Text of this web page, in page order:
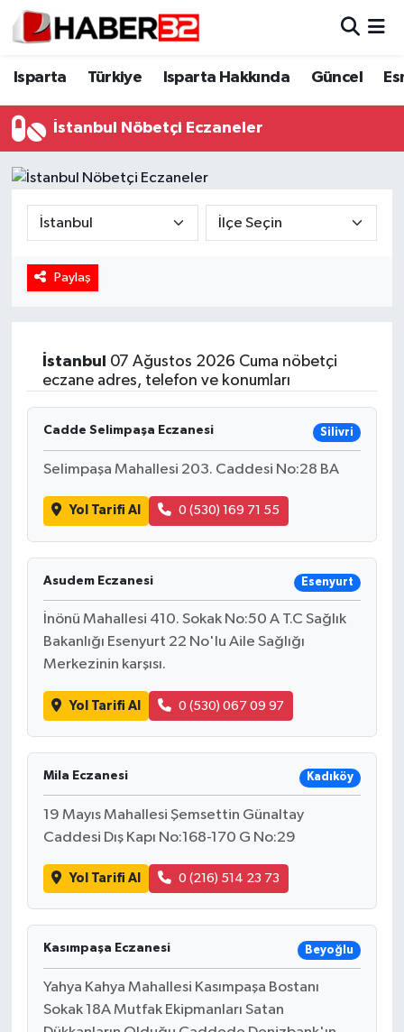
Isparta Türkiye Isparta Hakkında Güncel
İstanbul Nöbetçi Eczaneler
Paylaş
İstanbul
07 Ağustos 2026 Cuma nöbetçi
eczane adres, telefon ve konumları
Cadde Selimpaşa Eczanesi Silivri
Selimpaşa Mahallesi 203. Caddesi No:28 BA
Yol Tarifi Al 0 (530) 169 71 55
Asudem Eczanesi Esenyurt
İnönü Mahallesi 410. Sokak No:50 A T.C Sağlık
Bakanlığı Esenyurt 22 No'lu Aile Sağlığı
Merkezinin karşısı.
Yol Tarifi Al 0 (530) 067 09 97
Mila Eczanesi Kadıköy
19 Mayıs Mahallesi Şemsettin Günaltay
Caddesi Dış Kapı No:168-170 G No:29
Yol Tarifi Al 0 (216) 514 23 73
Kasımpaşa Eczanesi Beyoğlu
Yahya Kahya Mahallesi Kasımpaşa Bostanı
Sokak 18A Mutfak Ekipmanları Satan
Isparta
ASAYİŞ
Güncel
HABERDE İNSAN
KÜLTÜR SANAT
MAGAZİN
Oyun
POLİTİKA
RESMİ İLANLAR
SAĞLIK
Teknoloji
Türkiye
Yerel
Isparta Nöbetçi Eczaneler
Süper Lig Puan Durumu ve Fikstür